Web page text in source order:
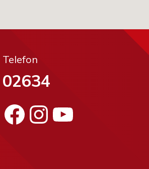
Telefon
02634
Facebook
Instagram
YouTube